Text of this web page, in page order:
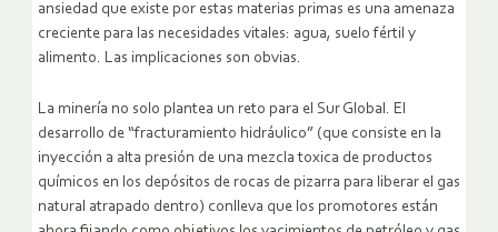
ansiedad que existe por estas materias primas es una amenaza
creciente para las necesidades vitales: agua, suelo fértil y
alimento. Las implicaciones son obvias.
La minería no solo plantea un reto para el Sur Global. El
desarrollo de “fracturamiento hidráulico” (que consiste en la
inyección a alta presión de una mezcla toxica de productos
químicos en los depósitos de rocas de pizarra para liberar el gas
natural atrapado dentro) conlleva que los promotores están